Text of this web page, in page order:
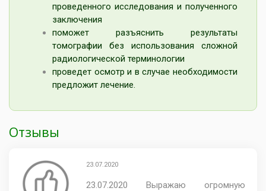
проведенного исследования и полученного
заключения
поможет разъяснить результаты
томографии без использования сложной
радиологической терминологии
проведет осмотр и в случае необходимости
предложит лечение.
Отзывы
23.07.2020
23.07.2020 Выражаю огромную